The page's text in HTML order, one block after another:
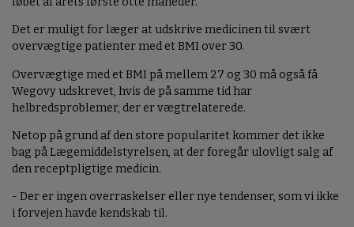
Det er muligt for læger at udskrive medicinen til svært
overvægtige patienter med et BMI over 30.
Overvægtige med et BMI på mellem 27 og 30 må også få
Wegovy udskrevet, hvis de på samme tid har
helbredsproblemer, der er vægtrelaterede.
Netop på grund af den store popularitet kommer det ikke
bag på Lægemiddelstyrelsen, at der foregår ulovligt salg af
den receptpligtige medicin.
- Der er ingen overraskelser eller nye tendenser, som vi ikke
i forvejen havde kendskab til.